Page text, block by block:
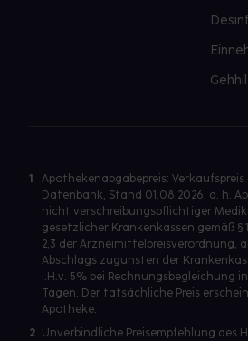
1
Apothekenabgabepreis: Verkaufspreis
Datenbank, Stand 01.08.2026, d. h.
nicht verschreibungspflichtiger
gesetzlicher Krankenkassen gemäß §
2,3 der Arzneimittelpreisverordnung,
Abschlags zugunsten der
i.H.v. 5% bei Rechnungsbegleichung
Tagen. Der tatsächliche Preis
Apotheke.
2 Unverbindliche Preisempfehlung des